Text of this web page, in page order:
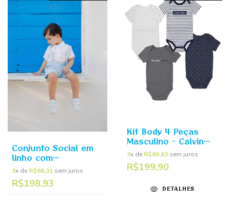
Conjunto Social em
linho com
Suspensório - Kafka
Baby
3x de R$66,31 sem juros
R$198,93
Kit Body 4 Peças
Masculino - Calvin
Klein
3x de R$66,63 sem juros
R$199,90
DETALHES